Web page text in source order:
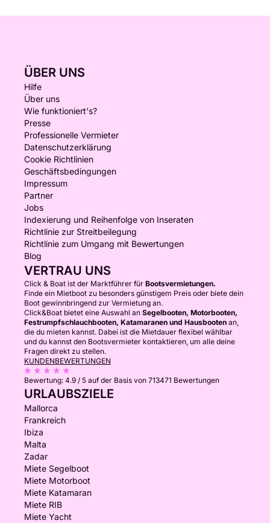
ÜBER UNS
Hilfe
Über uns
Wie funktioniert's?
Presse
Professionelle Vermieter
Datenschutzerklärung
Cookie Richtlinien
Geschäftsbedingungen
Impressum
Partner
Jobs
Indexierung und Reihenfolge von Inseraten
Richtlinie zur Streitbeilegung
Richtlinie zum Umgang mit Bewertungen
Blog
VERTRAU UNS
Click & Boat ist der Marktführer für Bootsvermietungen.
Finde ein Mietboot zu besonders günstigem Preis oder biete dein
Boot gewinnbringend zur Vermietung an.
Click&Boat bietet eine Auswahl an Segelbooten, Motorbooten,
Festrumpfschlauchbooten, Katamaranen und Hausbooten an,
die du mieten kannst. Dabei ist die Mietdauer flexibel wählbar
und du kannst den Bootsvermieter kontaktieren, um alle deine
Fragen direkt zu stellen.
KUNDENBEWERTUNGEN
Bewertung: 4.9 / 5 auf der Basis von 713471 Bewertungen
URLAUBSZIELE
Mallorca
Frankreich
Ibiza
Malta
Zadar
Miete Segelboot
Miete Motorboot
Miete Katamaran
Miete RIB
Miete Yacht